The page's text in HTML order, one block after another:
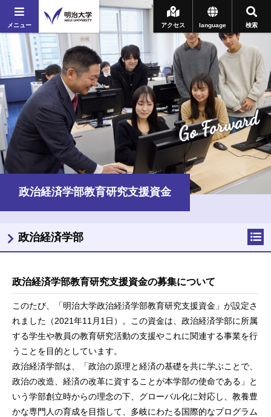
メニュー 検索
language
アクセス
Go Forward
政治経済学部教育研究支援資金
政治経済学部教育研究支援資金の募集について
このたび、「明治大学政治経済学部教育研究支援資金」が設定さ
れました（2021年11月1日）。この資金は、政治経済学部に所属
する学生や教員の教育研究活動の支援やこれに関連する事業を行
うことを目的としています。
政治経済学部は、「政治の原理と経済の基礎を共に学ぶことで、
政治の改造、経済の改革に資することが本学部の使命である」と
いう学部創立時からの理念の下、グローバル化に対応し、教養豊
かな専門人の育成を目指して、多岐にわたる国際的なプログラム
政治経済学部